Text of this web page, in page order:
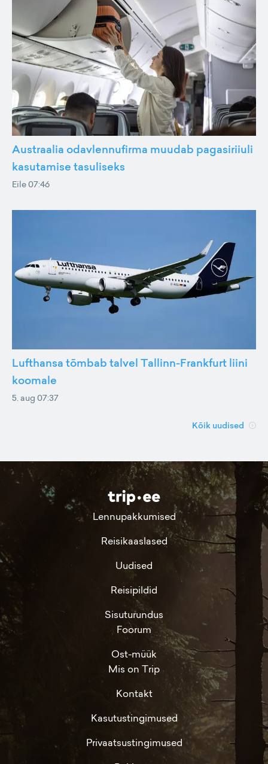
Austraalia odavlennufirma muudab pagasiriiuli
kasutamise tasuliseks
Eile 07:46
Lufthansa tõmbab talvel Tallinn-Frankfurt liini
koomale
5. aug 07:37
Kõik uudised
Lennupakkumised
Reisikaaslased
Uudised
Reisipildid
Sisuturundus
Foorum
Ost-müük
Mis on Trip
Kontakt
Kasutustingimused
Privaatsustingimused